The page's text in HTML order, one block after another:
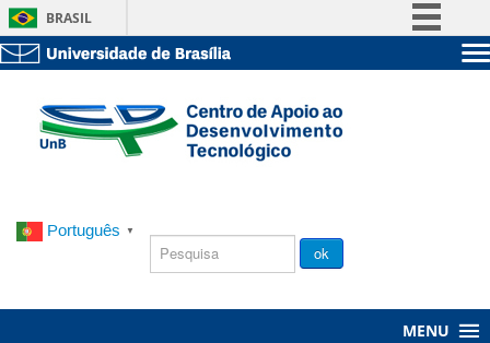
BRASIL
Participe
Acesso à informação
Unidades acadêmicas
Português ▼
Chamada
Pública
ok
MENU